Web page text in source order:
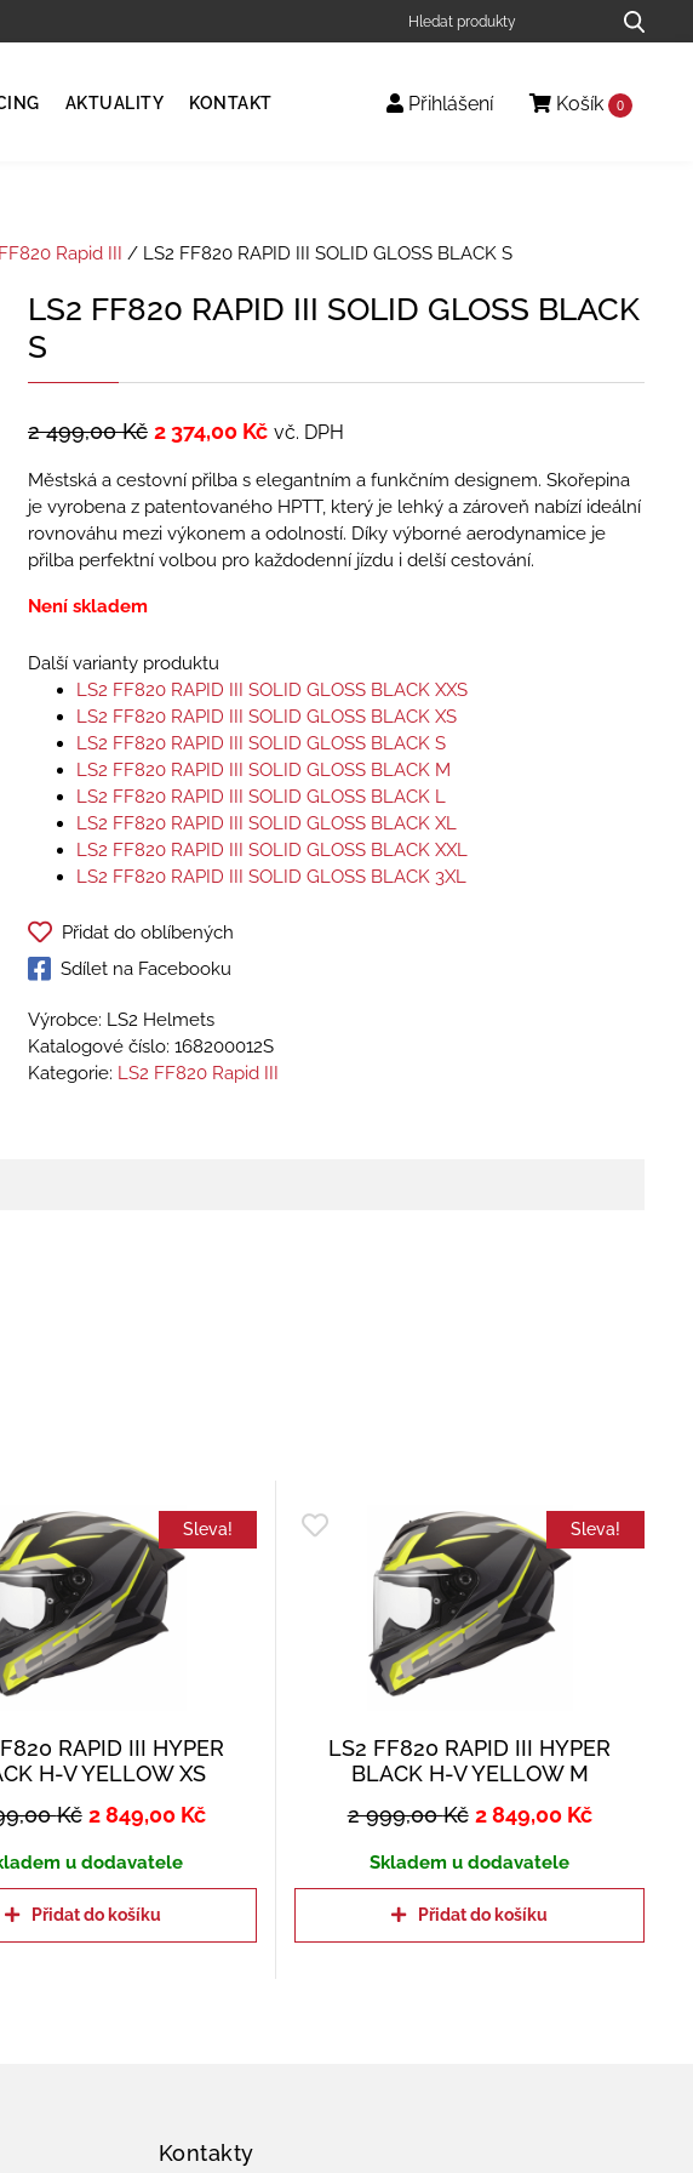
AKTUALITY KONTAKT Přihlášení Košík 0
Rapid III / LS2 FF820 RAPID III SOLID GLOSS BLACK S
LS2 FF820 RAPID III SOLID GLOSS BLACK
S
2 499,00Kč 2 374,00 Kč vč. DPH
Městská a cestovní přilba s elegantním a funkčním designem. Skořepina
je vyrobena z patentovaného HPTT, který je lehký a zároveň nabízí ideální
rovnováhu mezi výkonem a odolností. Díky výborné aerodynamice je
přilba perfektní volbou pro každodenní jízdu i delší cestování.
Není skladem
Další varianty produktu
LS2 FF820 RAPID III SOLID GLOSS BLACK XXS
LS2 FF820 RAPID III SOLID GLOSS BLACK XS
LS2 FF820 RAPID III SOLID GLOSS BLACK S
LS2 FF820 RAPID III SOLID GLOSS BLACK M
LS2 FF820 RAPID III SOLID GLOSS BLACK L
LS2 FF820 RAPID III SOLID GLOSS BLACK XL
LS2 FF820 RAPID III SOLID GLOSS BLACK XXL
LS2 FF820 RAPID III SOLID GLOSS BLACK 3XL
Přidat do oblíbených
Sdílet na Facebooku
Výrobce: LS2 Helmets
Katalogové číslo: 168200012S
Kategorie: LS2 FF820 Rapid III
Sleva!
RAPID III HYPER
H-V YELLOW XS
Kč 2 849,00 Kč
u dodavatele
Přidat do košíku
Sleva!
LS2 FF820 RAPID III HYPER
BLACK H-V YELLOW M
2 999,00Kč 2 849,00 Kč
Skladem u dodavatele
Přidat do košíku
Kontakty